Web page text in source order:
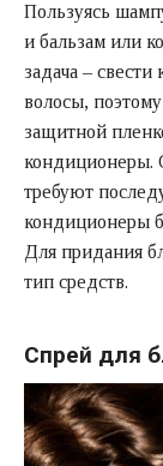
Пользуясь
и бальзам или
задача –
волосы,
защитной
кондиционеры.
требуют
кондиционеры
Для придания
тип средств.
Спрей для